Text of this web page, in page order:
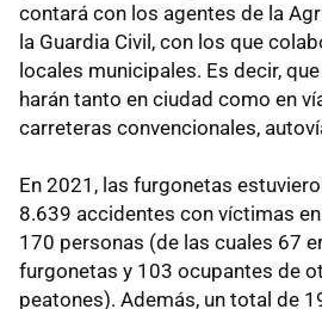
contará con los agentes de la
la Guardia Civil, con los que
locales municipales. Es decir,
harán tanto en ciudad como en
carreteras convencionales,
En 2021, las furgonetas
8.639 accidentes con víctimas
170 personas (de las cuales 67
furgonetas y 103 ocupantes de
peatones). Además, un total de